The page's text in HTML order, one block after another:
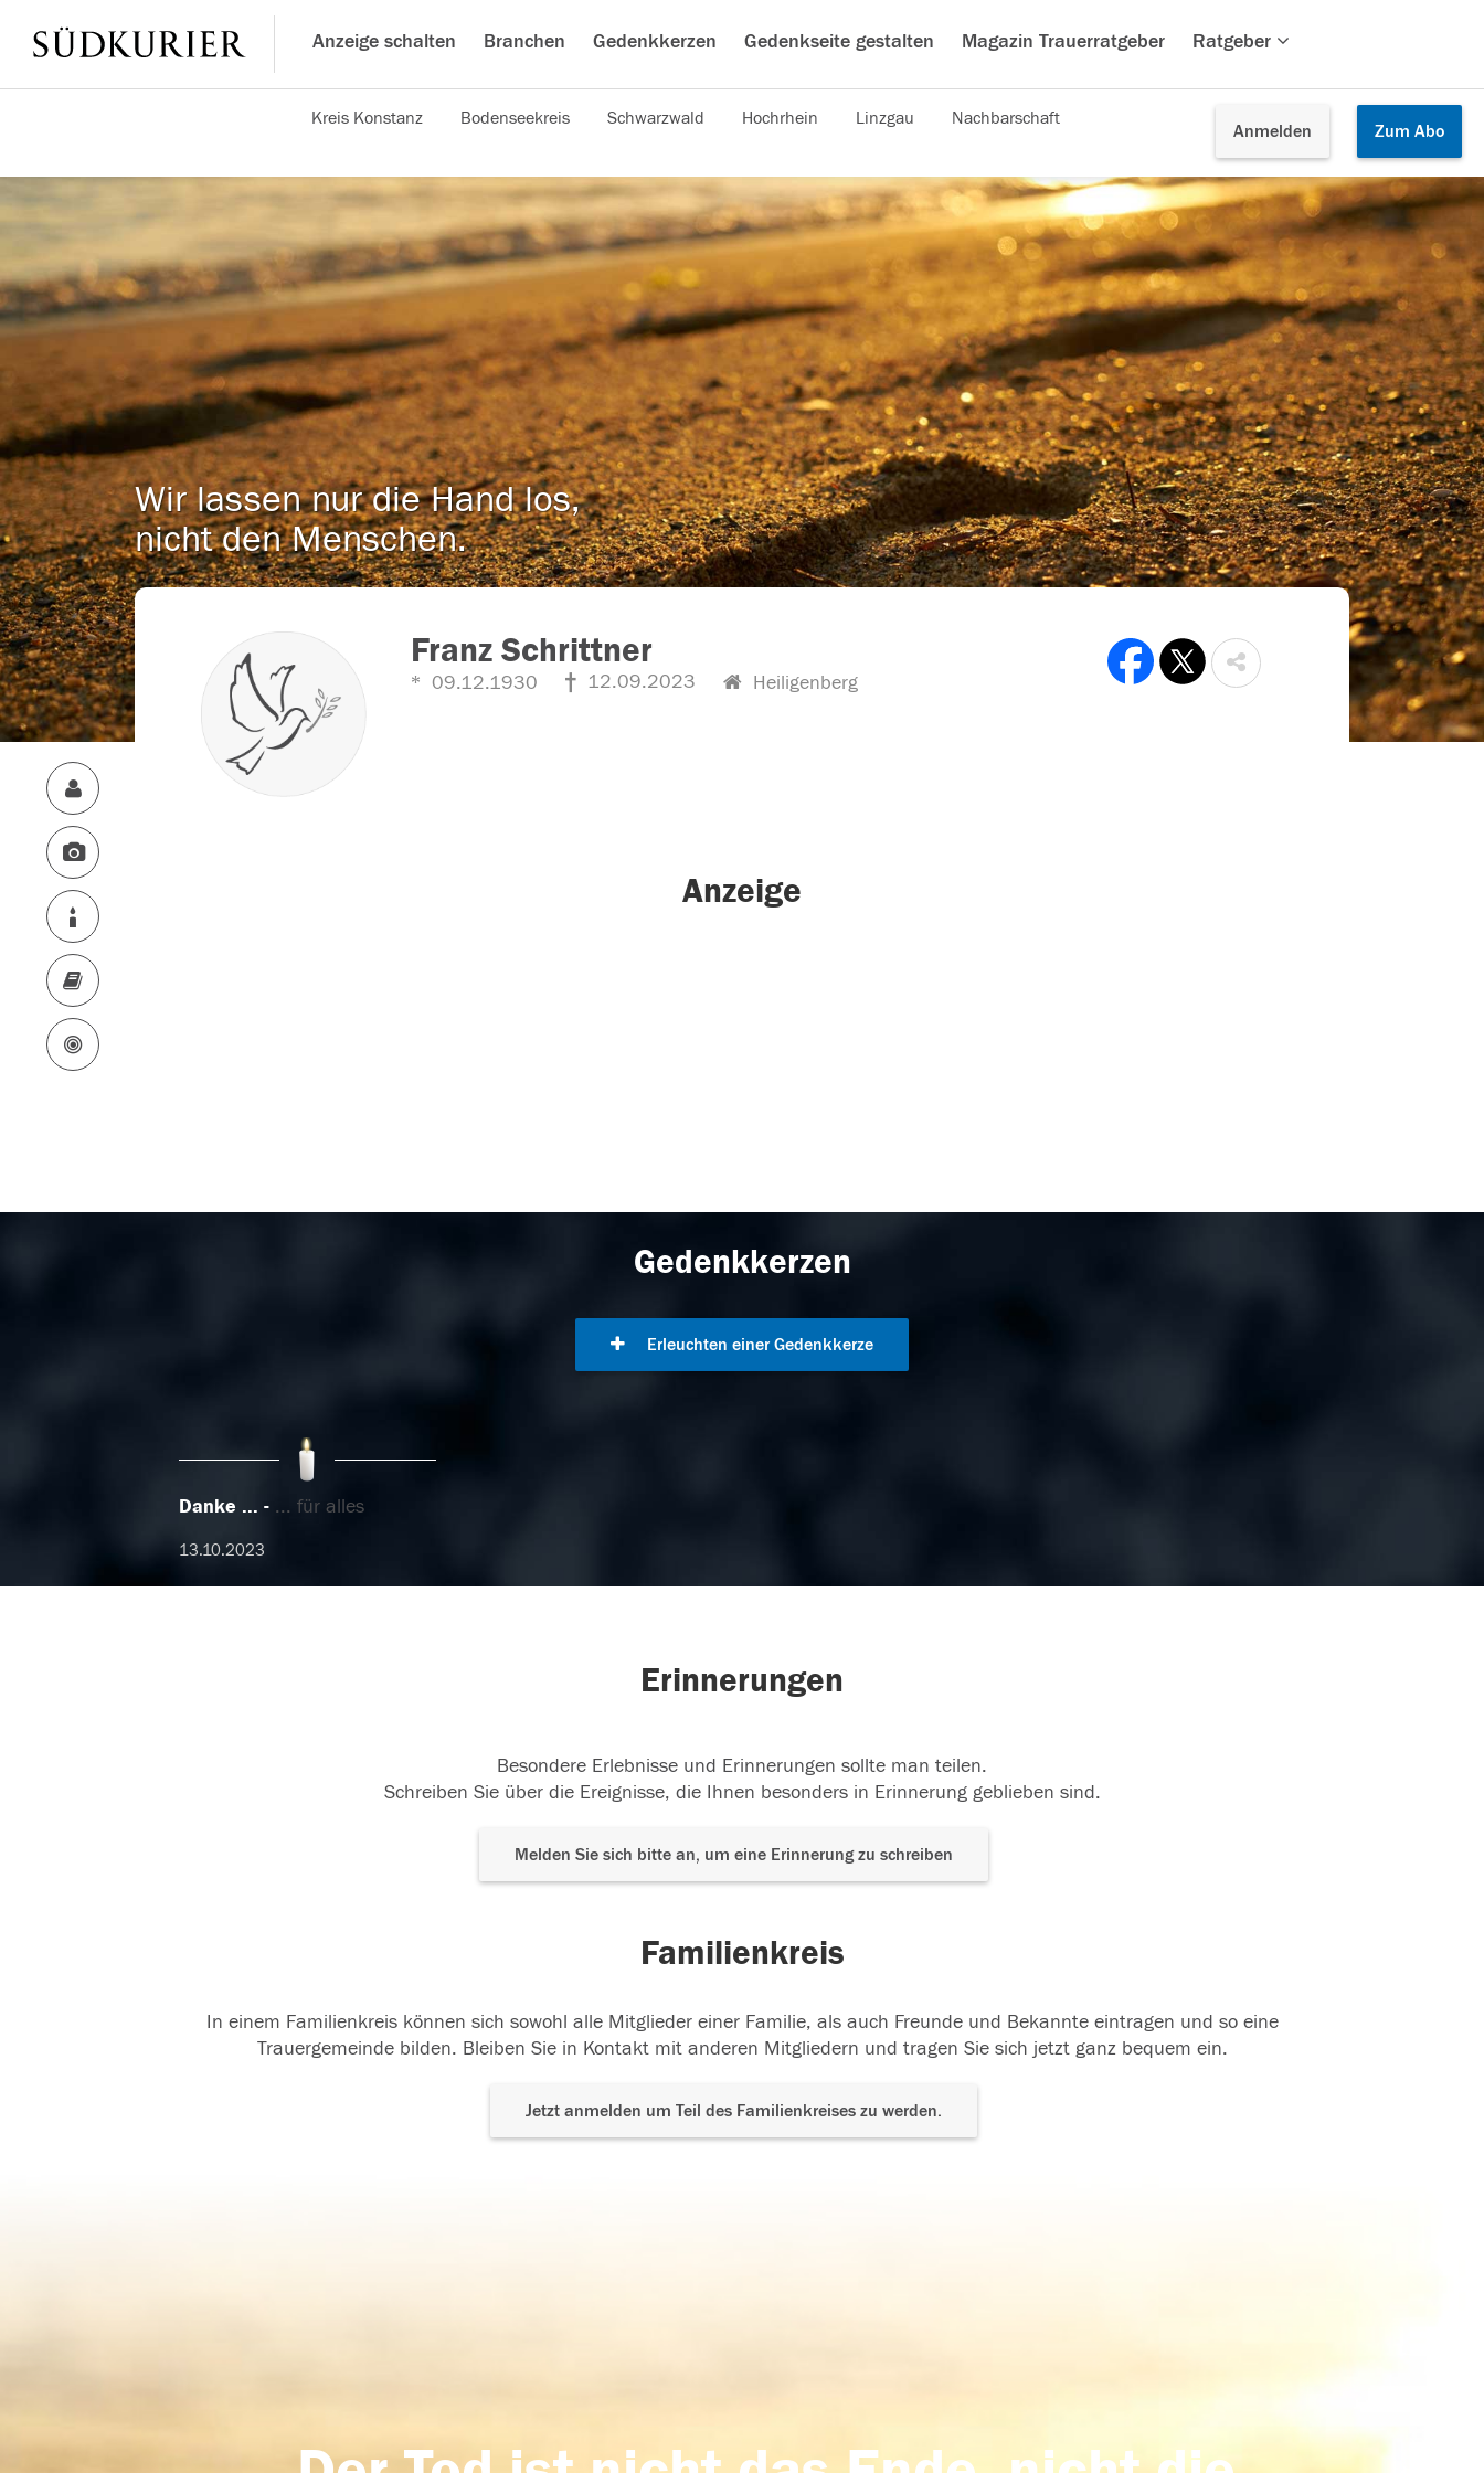
Anzeige schalten Branchen Gedenkkerzen Gedenkseite gestalten Magazin Trauerratgeber Ratgeber
Anmelden Zum Abo
Kreis Konstanz Bodenseekreis Schwarzwald Hochrhein Linzgau Nachbarschaft
Wir lassen nur die Hand los,
nicht den Menschen.
Franz Schrittner
09.12.1930 12.09.2023 Heiligenberg
Anzeige
Gedenkkerzen
Erleuchten einer Gedenkkerze
Danke ... ... für alles
13.10.2023
Erinnerungen
Besondere Erlebnisse und Erinnerungen sollte man teilen.
Schreiben Sie über die Ereignisse, die Ihnen besonders in Erinnerung geblieben sind.
Melden Sie sich bitte an, um eine Erinnerung zu schreiben
Familienkreis
In einem Familienkreis können sich sowohl alle Mitglieder einer Familie, als auch Freunde und Bekannte eintragen und so eine
Trauergemeinde bilden. Bleiben Sie in Kontakt mit anderen Mitgliedern und tragen Sie sich jetzt ganz bequem ein.
Jetzt anmelden um Teil des Familienkreises zu werden.